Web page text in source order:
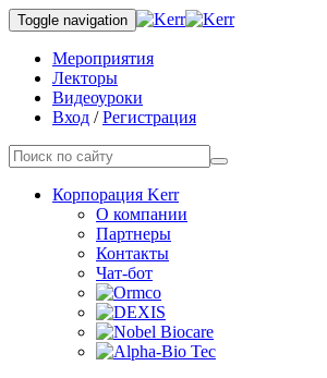
Toggle navigation
Мероприятия
Лекторы
Видеоуроки
Вход /Регистрация
Корпорация Kerr
О компании
Партнеры
Контакты
Чат-бот